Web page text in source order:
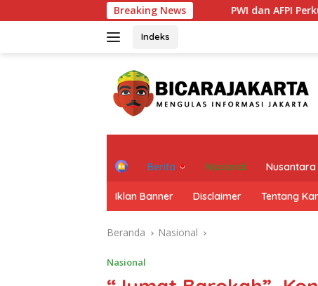
ke
Breaking News
PWI dan AFPI Perkuat Literasi Pindar,
Indeks
H
e
Berita Nasional Nusantara
Iklan Banner Disclaimer Tentang
Beranda Nasional
Nasional